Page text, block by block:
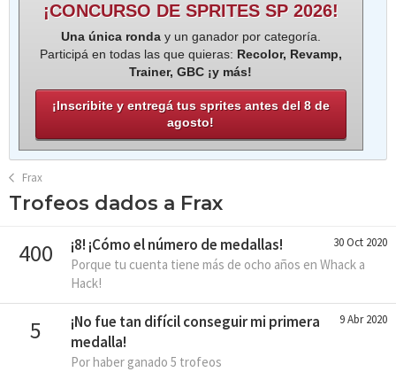
¡CONCURSO DE SPRITES SP 2026!
Una única ronday un ganador por categoría.
Participá en todas las que quieras: Recolor, Revamp,
Trainer, GBC ¡y más!
¡Inscribite y entregá tus sprites antes del 8 de
agosto!
Frax
Trofeos dados a Frax
400 30 Oct 2020
¡8! ¡Cómo el número de medallas!
Porque tu cuenta tiene más de ocho años en Whack a
Hack!
5 9 Abr 2020
¡No fue tan difícil conseguir mi primera
medalla!
Por haber ganado 5 trofeos